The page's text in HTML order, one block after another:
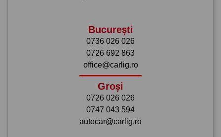
București
0736 026 026
0726 692 863
office@carlig.ro
Groși
0726 026 026
0747 043 594
autocar@carlig.ro